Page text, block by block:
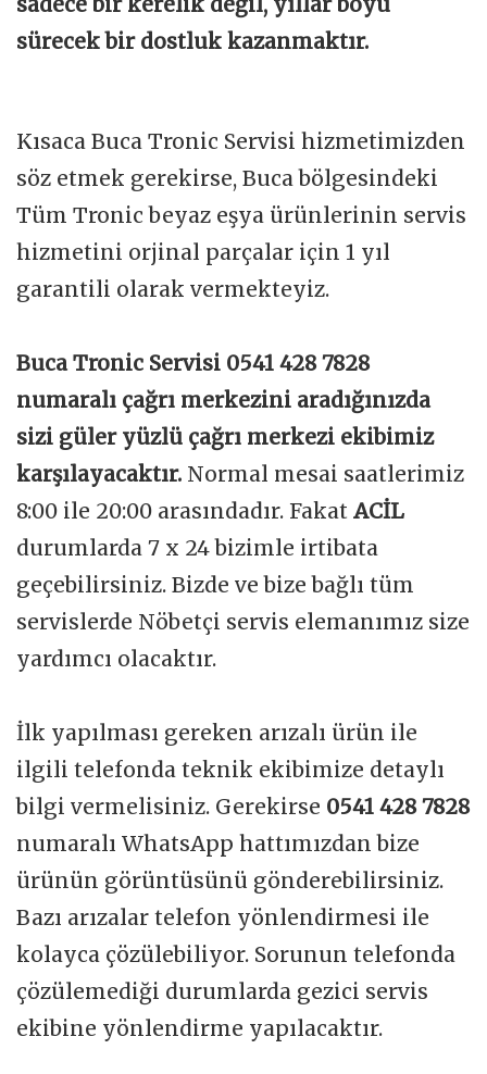
sürecek bir dostluk kazanmaktır.
Kısaca Buca Tronic Servisi hizmetimizden
söz etmek gerekirse, Buca bölgesindeki
Tüm Tronic beyaz eşya ürünlerinin servis
hizmetini orjinal parçalar için 1 yıl
garantili olarak vermekteyiz.
Buca Tronic Servisi 0541 428 7828
numaralı çağrı merkezini aradığınızda
sizi güler yüzlü çağrı merkezi ekibimiz
karşılayacaktır. Normal mesai saatlerimiz
8:00 ile 20:00 arasındadır. Fakat ACİL
durumlarda 7 x 24 bizimle irtibata
geçebilirsiniz. Bizde ve bize bağlı tüm
servislerde Nöbetçi servis elemanımız size
yardımcı olacaktır.
İlk yapılması gereken arızalı ürün ile
ilgili telefonda teknik ekibimize detaylı
bilgi vermelisiniz. Gerekirse 0541 428 7828
numaralı WhatsApp hattımızdan bize
ürünün görüntüsünü gönderebilirsiniz.
Bazı arızalar telefon yönlendirmesi ile
kolayca çözülebiliyor. Sorunun telefonda
çözülemediği durumlarda gezici servis
ekibine yönlendirme yapılacaktır.